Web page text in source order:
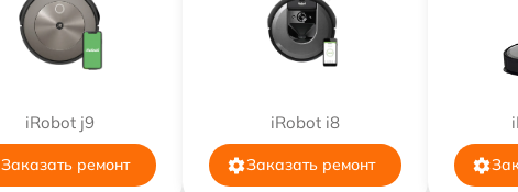
iRobot j9
Заказать ремонт
iRobot i8
Заказать ремонт